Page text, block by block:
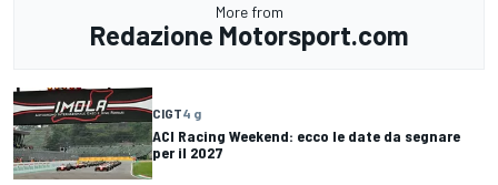
More from
Redazione Motorsport.com
CIGT4 g
ACI Racing Weekend: ecco le date da segnare
per il 2027